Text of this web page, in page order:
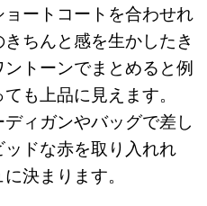
ートコートを合わせれ
ちんと感を生かしたき
トーンでまとめると例
も上品に見えます。
ィガンやバッグで差し
ドな赤を取り入れれ
決まります。